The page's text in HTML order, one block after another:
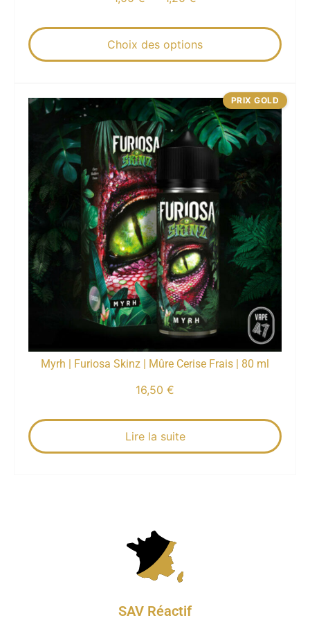
Choix des options
Myrh | Furiosa Skinz | Mûre Cerise Frais | 80 ml
16,50 €
Lire la suite
PRIX GOLD
SAV Réactif